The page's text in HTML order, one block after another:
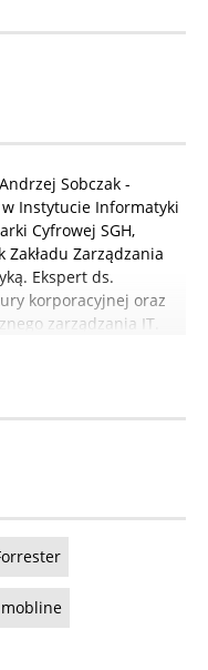
Sobczak -
Instytucie Informatyki
Cyfrowej SGH,
Zakładu Zarządzania
Ekspert ds.
korporacyjnej oraz
zarządzania IT.